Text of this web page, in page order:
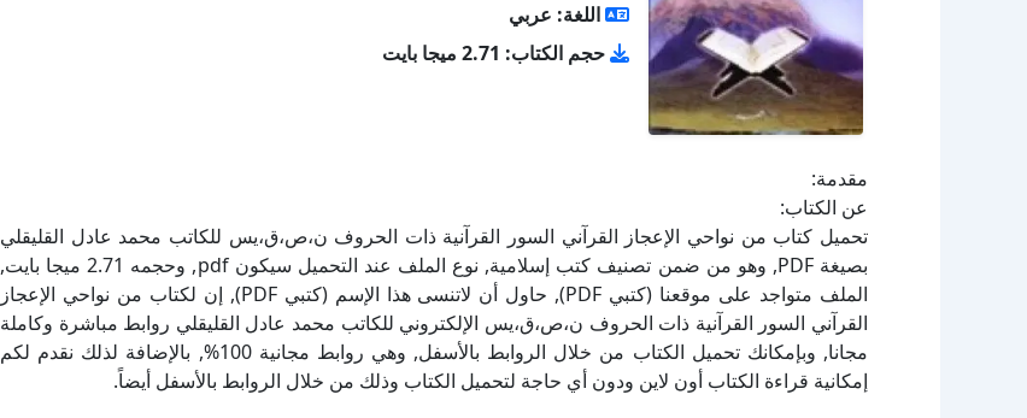
اللغة: عربي
حجم الكتاب: 2.71 ميجا بايت
مقدمة:
عن الكتاب:
تحميل كتاب من نواحي الإعجاز القرآني السور القرآنية ذات الحروف ن،ص،ق،يس للكاتب محمد عادل القليقلي
بصيغة PDF, وهو من ضمن تصنيف كتب إسلامية, نوع الملف عند التحميل سيكون pdf, وحجمه 2.71 ميجا بايت,
الملف متواجد على موقعنا (كتبي PDF), حاول أن لاتنسى هذا الإسم (كتبي PDF), إن لكتاب من نواحي الإعجاز
القرآني السور القرآنية ذات الحروف ن،ص،ق،يس الإلكتروني للكاتب محمد عادل القليقلي روابط مباشرة وكاملة
مجانا, وبإمكانك تحميل الكتاب من خلال الروابط بالأسفل, وهي روابط مجانية 100%, بالإضافة لذلك نقدم لكم
إمكانية قراءة الكتاب أون لاين ودون أي حاجة لتحميل الكتاب وذلك من خلال الروابط بالأسفل أيضاً.